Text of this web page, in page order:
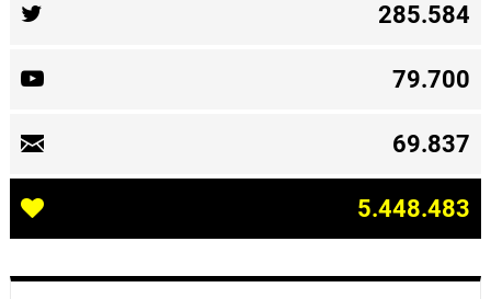
285.584
79.700
69.837
5.448.483